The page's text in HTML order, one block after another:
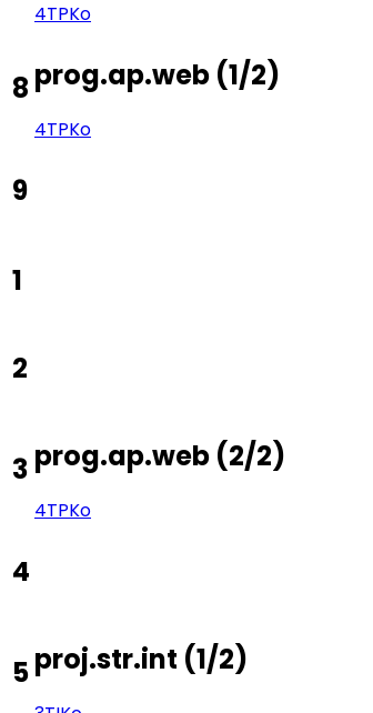
4TPKo
8 prog.ap.web (1/2)
4TPKo
9
1
2
3 prog.ap.web (2/2)
4TPKo
4
5proj.str.int (1/2)